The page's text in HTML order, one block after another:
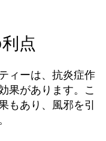
点
ィーは、抗炎症作
果があります。こ
もあり、風邪を引